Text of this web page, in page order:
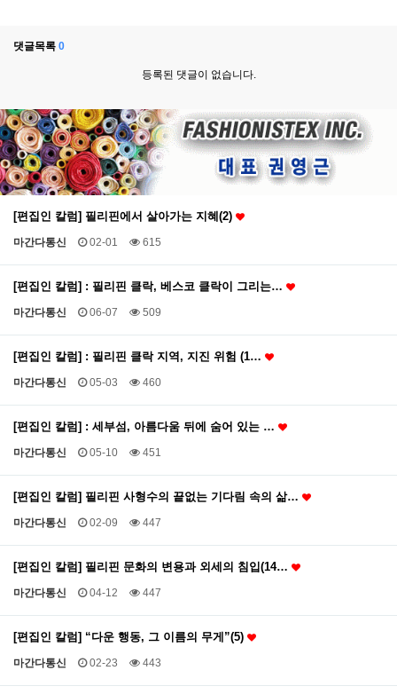
댓글목록 0
등록된 댓글이 없습니다.
[편집인 칼럼] 필리핀에서 살아가는 지혜(2)
마간다통신 02-01 615
[편집인 칼럼] : 필리핀 클락, 베스코 클락이 그리는…
마간다통신 06-07 509
[편집인 칼럼] : 필리핀 클락 지역, 지진 위험 (1…
마간다통신 05-03 460
[편집인 칼럼] : 세부섬, 아름다움 뒤에 숨어 있는 …
마간다통신 05-10 451
[편집인 칼럼] 필리핀 사형수의 끝없는 기다림 속의 삶…
마간다통신 02-09 447
[편집인 칼럼] 필리핀 문화의 변용과 외세의 침입(14…
마간다통신 04-12 447
[편집인 칼럼] “다운 행동, 그 이름의 무게”(5)
마간다통신 02-23 443